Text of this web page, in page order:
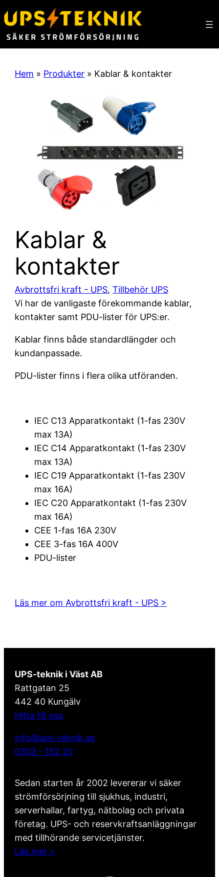
Hem » Produkter » Kablar & kontakter
Kablar &
kontakter
Avbrottsfri kraft - UPS,Tillbehör UPS
Vi har de vanligaste förekommande kablar,
kontakter samt PDU-lister för UPS:er.
Kablar finns både standardlängder och
kundanpassade.
PDU-lister finns i flera olika utföranden.
IEC C13 Apparatkontakt (1-fas 230V
max 13A)
IEC C14 Apparatkontakt (1-fas 230V
max 13A)
IEC C19 Apparatkontakt (1-fas 230V
max 16A)
IEC C20 Apparatkontakt (1-fas 230V
max 16A)
CEE 1-fas 16A 230V
CEE 3-fas 16A 400V
PDU-lister
Läs mer om Avbrottsfri kraft - UPS >
UPS-teknik i Väst AB
Rattgatan 25
442 40 Kungälv
Hitta till oss
info@ups-teknik.se
0303 - 152 20
Sedan starten år 2002 levererar vi säker
strömförsörjning till sjukhus, industri,
serverhallar, fartyg, nätbolag och privata
företag. UPS- och reservkraftsanläggningar
med tillhörande servicetjänster.
Läs mer >